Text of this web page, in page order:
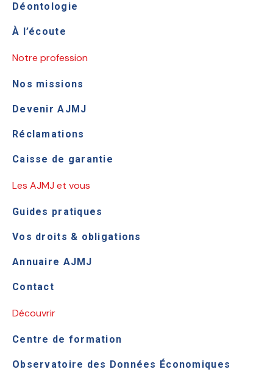
Déontologie
À l’écoute
Notre profession
Nos missions
Devenir AJMJ
Réclamations
Caisse de garantie
Les AJMJ et vous
Guides pratiques
Vos droits & obligations
Annuaire AJMJ
Contact
Découvrir
Centre de formation
Observatoire des Données Économiques